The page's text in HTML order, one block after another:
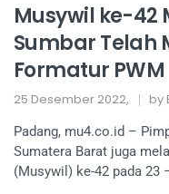
Musywil ke-
Sumbar Telah
Formatur PWM
25 Desember 2022, by
Padang, mu4.co.id –
Sumatera Barat juga
(Musywil) ke-42 pada 23